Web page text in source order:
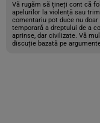
Vă rugăm să țineți cont că
apelurilor la violență sau
comentariu pot duce nu
temporară a dreptului de a
aprinse, dar civilizate. Vă
discuție bazată pe